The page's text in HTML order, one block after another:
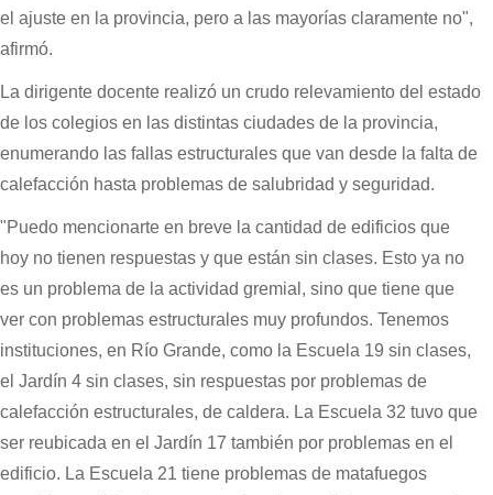
el ajuste en la provincia, pero a las mayorías claramente no",
afirmó.
La dirigente docente realizó un crudo relevamiento del estado
de los colegios en las distintas ciudades de la provincia,
enumerando las fallas estructurales que van desde la falta de
calefacción hasta problemas de salubridad y seguridad.
"Puedo mencionarte en breve la cantidad de edificios que
hoy no tienen respuestas y que están sin clases. Esto ya no
es un problema de la actividad gremial, sino que tiene que
ver con problemas estructurales muy profundos. Tenemos
instituciones, en Río Grande, como la Escuela 19 sin clases,
el Jardín 4 sin clases, sin respuestas por problemas de
calefacción estructurales, de caldera. La Escuela 32 tuvo que
ser reubicada en el Jardín 17 también por problemas en el
edificio. La Escuela 21 tiene problemas de matafuegos